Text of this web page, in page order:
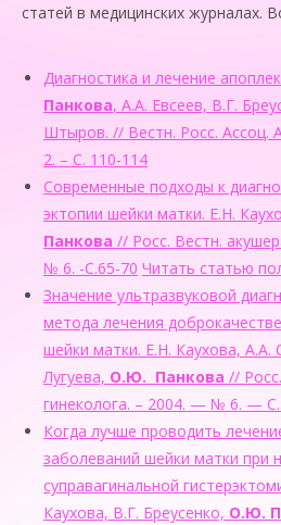
статей в медицинских журналах.
Диагностика и лечение
Панкова, А.А. Евсеев, В.Г.
Штыров. // Вестн. Росс. Ассоц.
2. – С. 110-114
Современные подходы к
эктопии шейки матки. Е.Н.
Панкова // Росс. Вестн.
№ 6. -С.65-70 Читать статью
Значение ультразвуковой
метода лечения
шейки матки. Е.Н. Каухова,
Лугуева, О.Ю. Панкова //
гинеколога. – 2004. — № 6. —
Когда лучше проводить
заболеваний шейки матки при
суправагинальной
Каухова, В.Г. Бреусенко, О.Ю.